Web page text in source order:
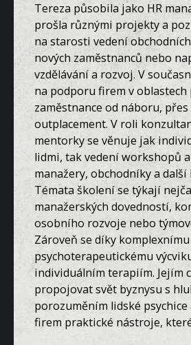
Tereza působila jako HR
prošla různými projekty a
na starosti vedení
nových zaměstnanců nebo
vzdělávání a rozvoj. V
na podporu firem v oblastech
zaměstnance od náboru,
outplacement. V roli
mentorky se věnuje jak
lidmi, tak vedení workshopů
manažery, obchodníky a další
Témata školení se týkají
manažerských dovedností,
osobního rozvoje nebo
Zároveň se díky komplexnímu
psychoterapeutickému
individuálním terapiím. Jejím
propojovat svět byznysu s
porozuměním lidské
firem praktické nástroje,